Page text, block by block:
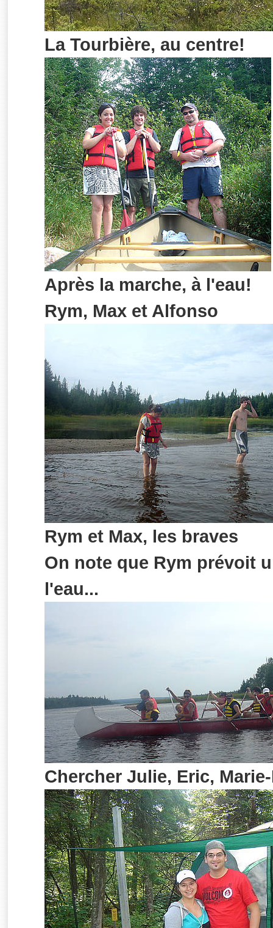
La Tourbière, au centre!
Après la marche, à l'eau!
Rym, Max et Alfonso
Rym et Max, les braves
On note que Rym prévoit
l'eau...
Chercher Julie, Eric,